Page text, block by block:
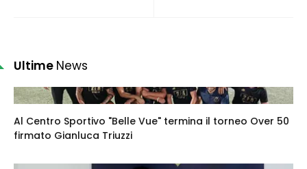
Ultime News
Al Centro Sportivo "Belle Vue" termina il torneo Over 50
firmato Gianluca Triuzzi